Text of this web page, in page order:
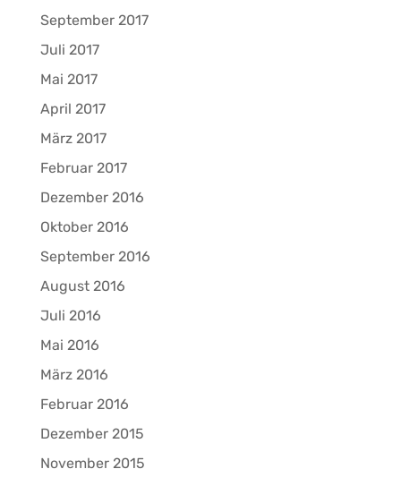
September 2017
Juli 2017
Mai 2017
April 2017
März 2017
Februar 2017
Dezember 2016
Oktober 2016
September 2016
August 2016
Juli 2016
Mai 2016
März 2016
Februar 2016
Dezember 2015
November 2015